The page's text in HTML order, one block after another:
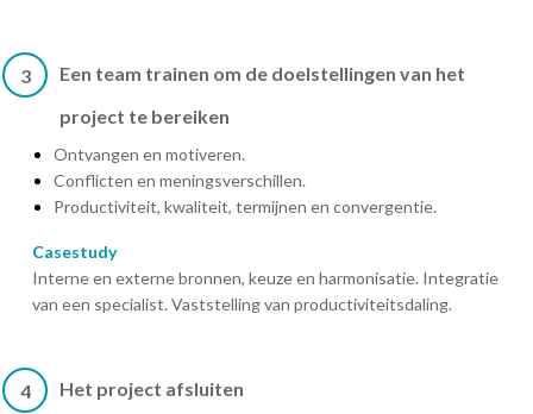
3
Een team trainen om de doelstellingen van het
project te bereiken
Ontvangen en motiveren.
Conflicten en meningsverschillen.
Productiviteit, kwaliteit, termijnen en convergentie.
Casestudy
Interne en externe bronnen, keuze en harmonisatie. Integratie
van een specialist. Vaststelling van productiviteitsdaling.
4 Het project afsluiten